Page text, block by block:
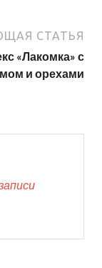
СТАТЬЯ
«Лакомка» с
и орехами